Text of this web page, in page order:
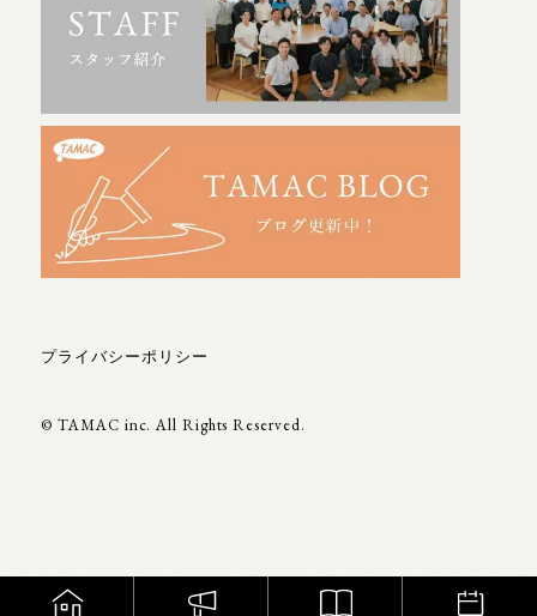
プライバシーポリシー
© TAMAC inc. All Rights Reserved.